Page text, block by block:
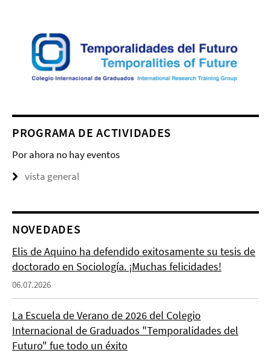
PROGRAMA DE ACTIVIDADES
Por ahora no hay eventos
vista general
NOVEDADES
Elis de Aquino ha defendido exitosamente su tesis de
doctorado en Sociología. ¡Muchas felicidades!
06.07.2026
La Escuela de Verano de 2026 del Colegio
Internacional de Graduados "Temporalidades del
Futuro" fue todo un éxito